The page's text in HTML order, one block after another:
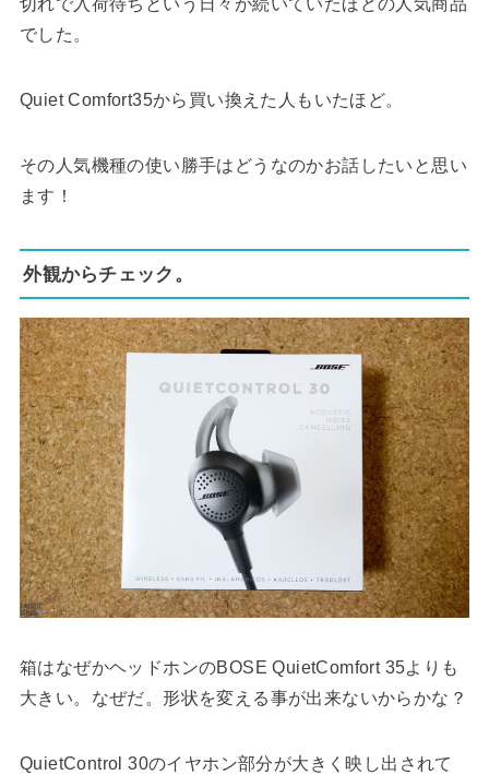
切れで入荷待ちという日々が続いていたほどの人気商品
でした。
Quiet Comfort35から買い換えた人もいたほど。
その人気機種の使い勝手はどうなのかお話したいと思い
ます！
外観からチェック。
箱はなぜかヘッドホンのBOSE QuietComfort 35よりも
大きい。なぜだ。形状を変える事が出来ないからかな？
QuietControl 30のイヤホン部分が大きく映し出されて